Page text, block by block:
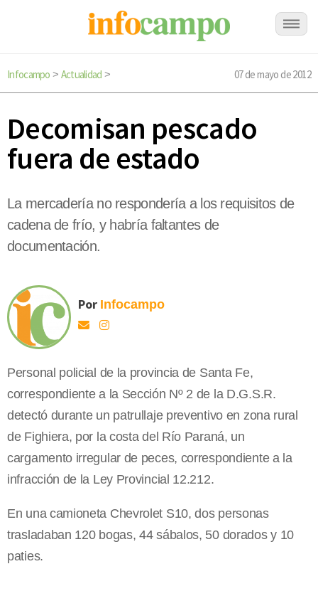
Infocampo > Actualidad > 07 de mayo de 2012
Decomisan pescado
fuera de estado
La mercadería no respondería a los requisitos de
cadena de frío, y habría faltantes de
documentación.
Por Infocampo
Personal policial de la provincia de Santa Fe,
correspondiente a la Sección Nº 2 de la D.G.S.R.
detectó durante un patrullaje preventivo en zona rural
de Fighiera, por la costa del Río Paraná, un
cargamento irregular de peces, correspondiente a la
infracción de la Ley Provincial 12.212.
En una camioneta Chevrolet S10, dos personas
trasladaban 120 bogas, 44 sábalos, 50 dorados y 10
paties.